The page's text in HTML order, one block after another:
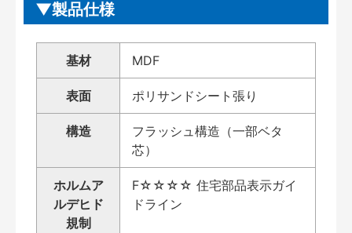
製品仕様
基材 MDF
表面 ポリサンドシート張り
構造
フラッシュ構造（一部ベタ
芯）
ホルムア
ルデヒド
規制
F☆☆☆☆ 住宅部品表示ガイ
ドライン